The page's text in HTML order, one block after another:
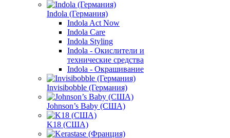
Indola (Германия)
Indola Act Now
Indola Care
Indola Styling
Indola - Окислители и
технические средства
Indola - Окрашивание
Invisibobble (Германия)
Johnson’s Baby (США)
K18 (США)